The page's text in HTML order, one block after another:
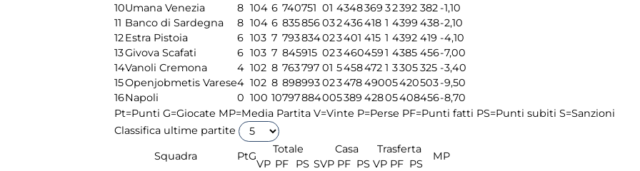
10Umana Venezia 8 104 6 740751 01 4348369 32392 382 -1,10
11 Banco di Sardegna 8 104 6 835856032436418 1 4399 438-2,10
12Estra Pistoia 6 103 7 793834023401 415 1 4392 419 -4,10
13Givova Scafati 6 103 7 845915 0234604591 4385 456-7,00
14Vanoli Cremona 4 102 8 763797 01 5458472 1 3305325 -3,40
15Openjobmetis Varese4 102 8 89899302347849005420503-9,50
16Napoli 0 100 10797884005389 42805408456-8,70
Pt=Punti G=Giocate MP=Media Partita V=Vinte P=Perse PF=Punti fatti PS=Punti subiti S=Sanzioni
Classifica ultime partite
Squadra
PtG
Totale Casa Trasferta
MP
VP PF PS SVP PF PS VP PF PS